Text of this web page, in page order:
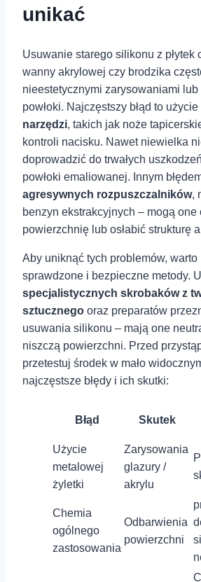
unikać
Usuwanie starego ​silikonu z płytek
⁣wanny akrylowej czy brodzika
nieestetycznymi zarysowaniami
‌powłoki. Najczęstszy błąd to użycie
narzędzi, takich jak⁢ noże‍
⁢kontroli nacisku. ‌Nawet niewielka
doprowadzić do trwałych‌
powłoki ‍emaliowanej. Innym
agresywnych rozpuszczalników,
benzyn ekstrakcyjnych – mogą one
powierzchnię lub osłabić ⁢strukturę
Aby‍ uniknąć tych problemów, ⁢warto
sprawdzone i bezpieczne metody.
specjalistycznych skrobaków ⁣z
sztucznego oraz preparatów
usuwania silikonu – mają one
niszczą ⁤powierzchni. Przed
przetestuj środek‌ w⁢ mało
najczęstsze błędy i ich skutki:
Błąd Skutek
Użycie
metalowej
żyletki
Zarysowania
glazury /
akrylu
Chemia
ogólnego
zastosowania
Odbarwienia
powierzchni